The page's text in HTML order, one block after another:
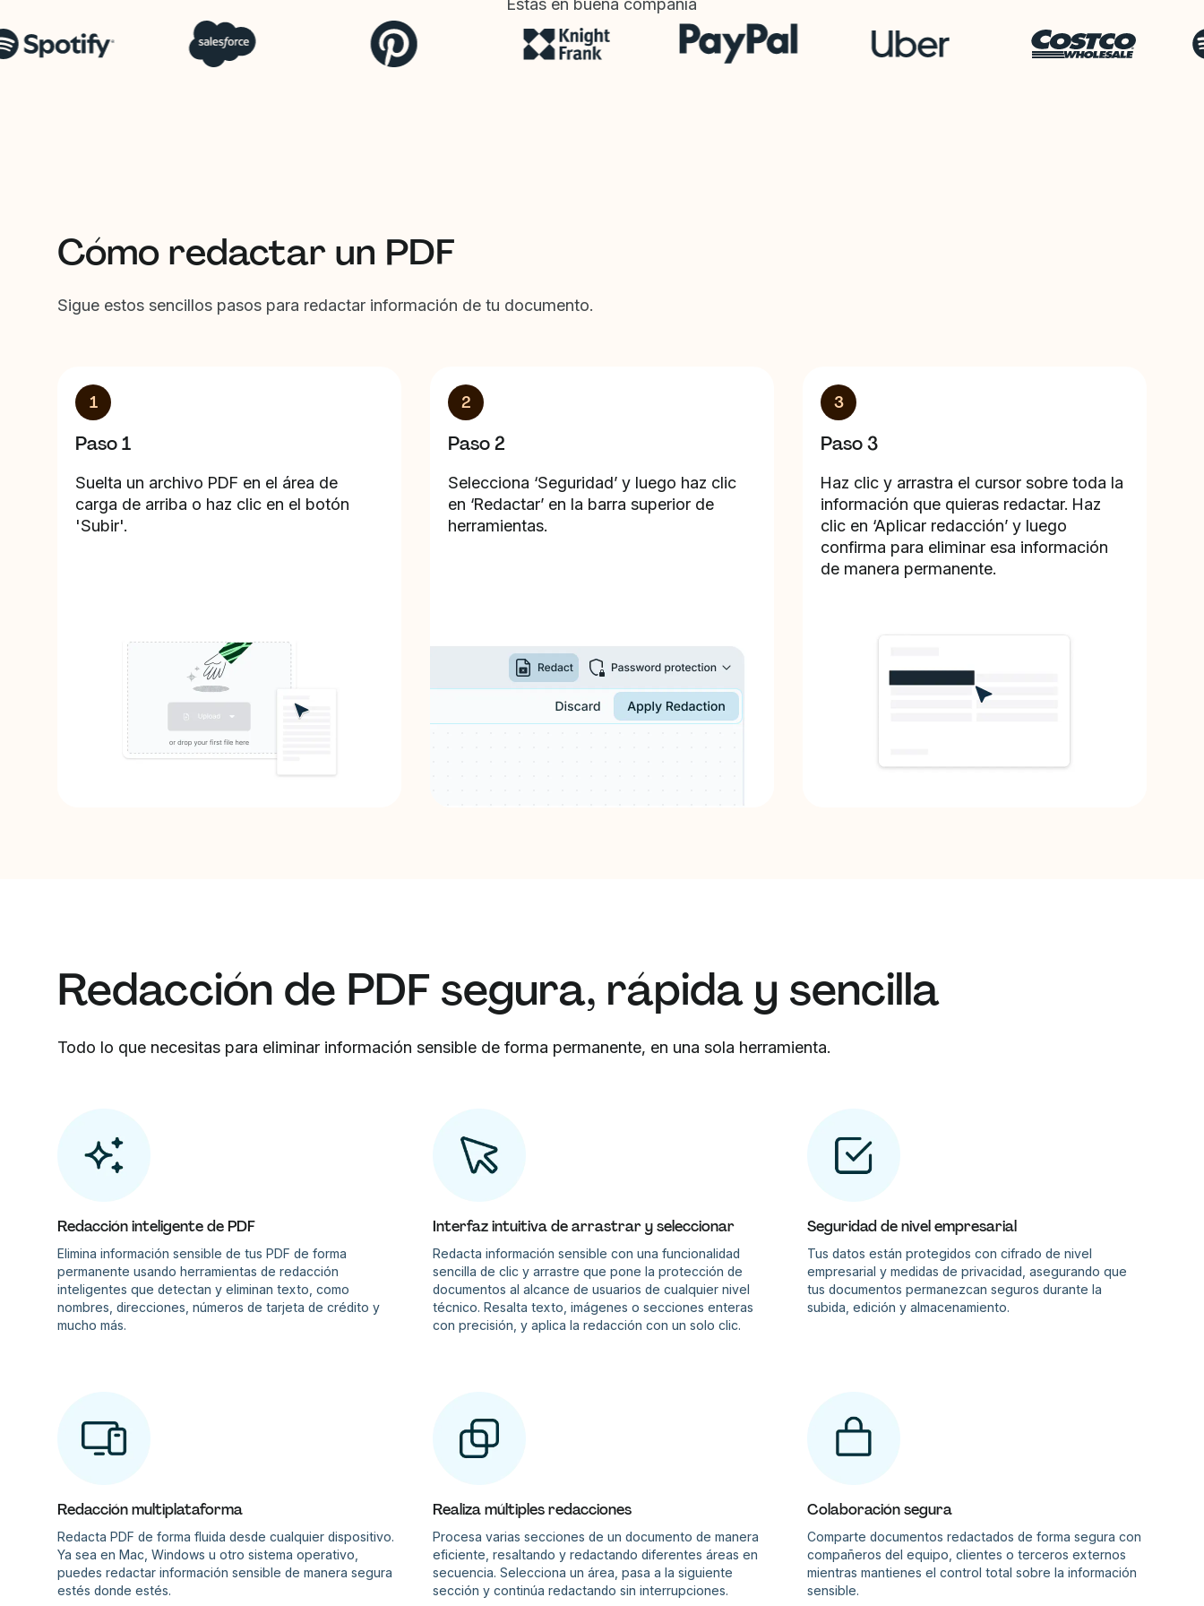
Estás en buena compañía
Cómo redactar un PDF
Sigue estos sencillos pasos para redactar información de tu documento.
1
Paso 1
Suelta un archivo PDF en el área de
carga de arriba o haz clic en el botón
'Subir'.
2
Paso 2
Selecciona ‘Seguridad’ y luego haz clic
en ‘Redactar’ en la barra superior de
herramientas.
3
Paso 3
Haz clic y arrastra el cursor sobre toda la
información que quieras redactar. Haz
clic en ‘Aplicar redacción’ y luego
confirma para eliminar esa información
de manera permanente.
Redacción de PDF segura, rápida y sencilla
Todo lo que necesitas para eliminar información sensible de forma permanente, en una sola herramienta.
Redacción inteligente de PDF
Elimina información sensible de tus PDF de forma
permanente usando herramientas de redacción
inteligentes que detectan y eliminan texto, como
nombres, direcciones, números de tarjeta de crédito y
mucho más.
Interfaz intuitiva de arrastrar y seleccionar
Redacta información sensible con una funcionalidad
sencilla de clic y arrastre que pone la protección de
documentos al alcance de usuarios de cualquier nivel
técnico. Resalta texto, imágenes o secciones enteras
con precisión, y aplica la redacción con un solo clic.
Seguridad de nivel empresarial
Tus datos están protegidos con cifrado de nivel
empresarial y medidas de privacidad, asegurando que
tus documentos permanezcan seguros durante la
subida, edición y almacenamiento.
Redacción multiplataforma
Redacta PDF de forma fluida desde cualquier dispositivo.
Ya sea en Mac, Windows u otro sistema operativo,
puedes redactar información sensible de manera segura
estés donde estés.
Realiza múltiples redacciones
Procesa varias secciones de un documento de manera
eficiente, resaltando y redactando diferentes áreas en
secuencia. Selecciona un área, pasa a la siguiente
sección y continúa redactando sin interrupciones.
Colaboración segura
Comparte documentos redactados de forma segura con
compañeros del equipo, clientes o terceros externos
mientras mantienes el control total sobre la información
sensible.